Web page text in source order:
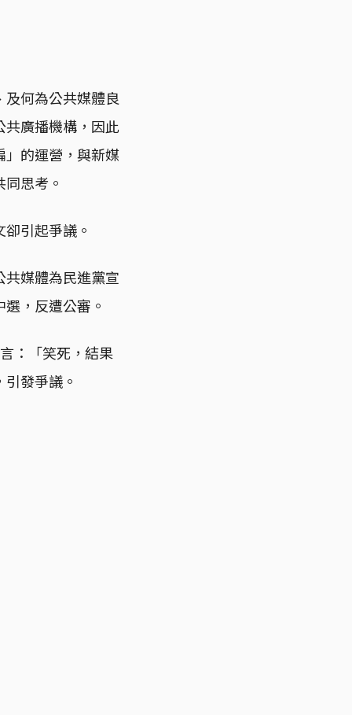
何為公共媒體良
共廣播機構，因此
」的運營，與新媒
思考。
引起爭議。
媒體為民進黨宣
，反遭公審。
：「笑死，結果
發爭議。